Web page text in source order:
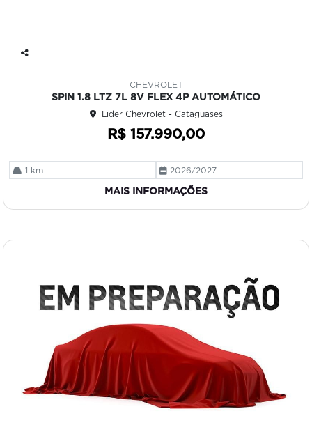
CHEVROLET
SPIN 1.8 LTZ 7L 8V FLEX 4P AUTOMÁTICO
Lider Chevrolet - Cataguases
R$ 157.990,00
1 km 2026/2027
MAIS INFORMAÇÕES